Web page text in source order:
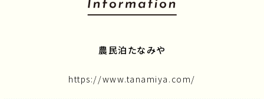
農民泊たなみや
https://www.tanamiya.com/